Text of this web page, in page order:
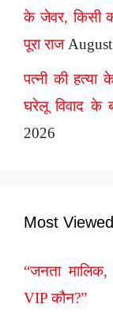
के जेवर, किसी
पूरा राज
पत्नी की हत्या
घरेलू विवाद के
2026
Most
“जनता
VIP कौन?”